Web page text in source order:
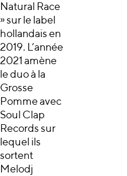
Natural Race
» sur le label
hollandais en
2019. L’année
2021 amène
le duo à la
Grosse
Pomme avec
Soul Clap
Records sur
lequel ils
sortent
Melodj